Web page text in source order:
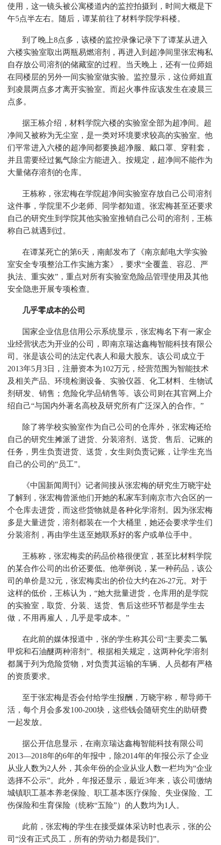
使用，这一镜头被公寓楼道内的监控拍摄到，时间大概是下
午5点半左右。随后，谭某前往了材料学院学科楼。
到了晚上8点多，该楼的监控录像记录下了谭某从进入
六楼实验室取出两瓶易燃溶剂，再进入到超净间里张宏梅私
自存放公司溶剂的储藏室的过程。当天晚上，还有一位师姐
在同楼层的另外一间实验室做实验。监控显示，这位师姐直
到凌晨两点多才离开实验室。而起火事件应该发生在凌晨三
点多。
据王栋介绍，材料学院六楼的实验室全部为超净间。超
净间又被称为无尘室，是一类对环境要求较高的实验室。他
们平常进入六楼的超净间都要换超净服、戴口罩、穿鞋套，
并且需要经过氮气除尘方能进入。按规定，超净间不能作为
大量储存溶剂的仓库。
王栋称，张宏梅在学院超净间实验室存放自己公司溶剂
这件事，学院里不少老师、同学都知道。张宏梅甚至还要求
自己的研究生到学院其他实验室推销自己公司的溶剂，王栋
称自己就遇到过。
在谭某死亡的第6天，南邮发布了《南京邮电大学实验
室安全专项整治工作实施方案》，要求“全覆盖、容忍、严
执法、重实效”，重点对所有实验室危险品管理使用及其他
安全隐患开展专项检查。
几乎零成本的公司
国家企业信息信用公示系统显示，张宏梅名下有一家企
业经营状态为开业的公司，即南京瑞达鑫梅智能科技有限公
司。张是该公司的法定代表人和最大股东。该公司成立于
2013年5月3日，注册资本为102万元，经营范围为智能技术
及相关产品、环境检测设备、实验仪器、化工材料、生物试
剂研发、销售；危险化学品销售等。该公司则在其官网上介
绍自己“与国内外著名高校及研究所有广泛深入的合作。”
除了将学校实验室作为自己公司的仓库外，张宏梅还给
自己的研究生摊派了进货、分装溶剂、送货、售后、记账的
任务，男生负责进货、送货，女生则负责记账，让学生充当
自己的公司的“员工”。
《中国新闻周刊》记者间接从张宏梅的研究生万晓宇处
了解到，张宏梅曾派他们开她的私家车到南京市六合区的一
个仓库去进货，而这些货物就是各种化学溶剂。因为张宏梅
多是大量进货，溶剂都装在一个大桶里，她还会要求学生们
分装溶剂，再由学生送至她联系好的客户或单位手中。
王栋称，张宏梅卖的药品价格很便宜，甚至比材料学院
的某合作公司的出价还要低。他举例说，某一种药品，该公
司的单价是32元，张宏梅卖出的价位大约在26-27元。对于
这样的低价，王栋认为，“她大批量进货，仓库用的是学院
的实验室，取货、分装、送货、售后这些环节都是学生去
做，不用再雇人，几乎是零成本。”
在此前的媒体报道中，张的学生称其公司“主要卖二氯
甲烷和石油醚两种溶剂”。根据相关规定，这两种化学溶剂
都属于列为危险货物，对负责其运输的车辆、人员都有严格
的资质要求。
至于张宏梅是否会付给学生报酬，万晓宇称，帮导师干
活，每个月会多发100-200块，这些钱会随研究生的助研费
一起发放。
据公开信息显示，在南京瑞达鑫梅智能科技有限公司
2013—2018年的6年的年报中，除2014年的年报公示了企业
从业人数为2人外，其余年份的企业从业人数一栏均为“企业
选择不公示”。此外，年报还显示，最近3年来，该公司缴纳
城镇职工基本养老保险、职工基本医疗保险、失业保险、工
伤保险和生育保险（统称“五险”）的人数均为1人。
此前，张宏梅的学生在接受媒体采访时也表示，张的公
司“没有正式员工，所有的劳动力都是我们”。